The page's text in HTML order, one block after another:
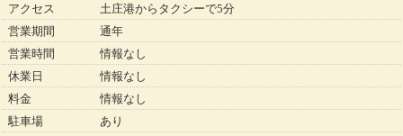
アクセス
土庄港からタクシーで5分
営業期間
通年
営業時間
情報なし
休業日
情報なし
料金
情報なし
駐車場
あり